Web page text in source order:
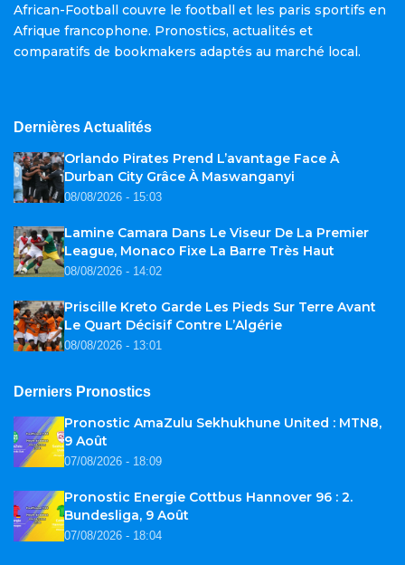
African-Football couvre le football et les paris sportifs en
Afrique francophone. Pronostics, actualités et
comparatifs de bookmakers adaptés au marché local.
Dernières Actualités
Orlando Pirates Prend L’avantage Face À
Durban City Grâce À Maswanganyi
08/08/2026 - 15:03
Lamine Camara Dans Le Viseur De La Premier
League, Monaco Fixe La Barre Très Haut
08/08/2026 - 14:02
Priscille Kreto Garde Les Pieds Sur Terre Avant
Le Quart Décisif Contre L’Algérie
08/08/2026 - 13:01
Derniers Pronostics
Pronostic AmaZulu Sekhukhune United : MTN8,
9 Août
07/08/2026 - 18:09
Pronostic Energie Cottbus Hannover 96 : 2.
Bundesliga, 9 Août
07/08/2026 - 18:04